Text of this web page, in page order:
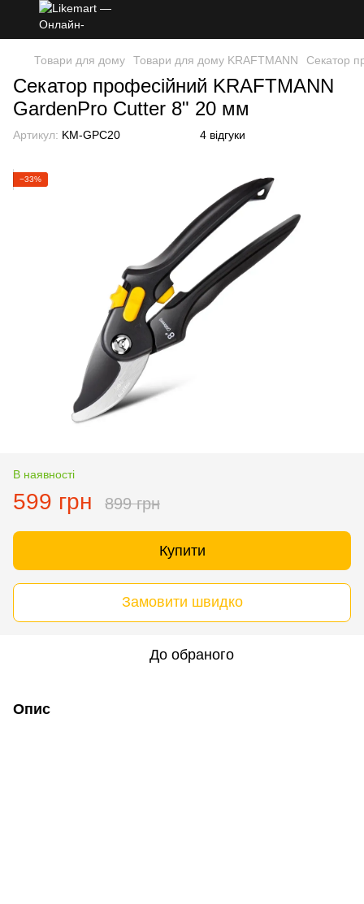
Товари для дому Товари для дому KRAFTMANN Секатор
Секатор професійний KRAFTMANN
GardenPro Cutter 8" 20 мм
Артикул: KM-GPC20 4 відгуки
−33%
В наявності
599 грн 899 грн
Купити
Замовити швидко
До обраного
Опис